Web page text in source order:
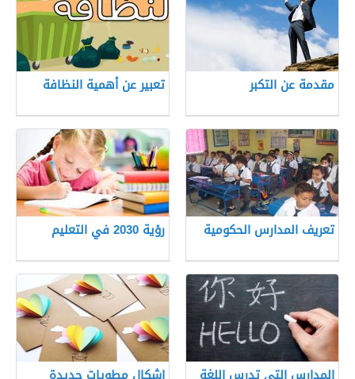
مقدمة عن التكبر تعبير عن أهمية النظافة
تعريف المدارس الحكومية رؤية 2030 في التعليم